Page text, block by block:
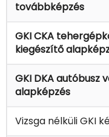
továbbképzés
GKI CKA
kiegészítő
GKI DKA autóbusz
alapképzés
Vizsga nélküli GKI